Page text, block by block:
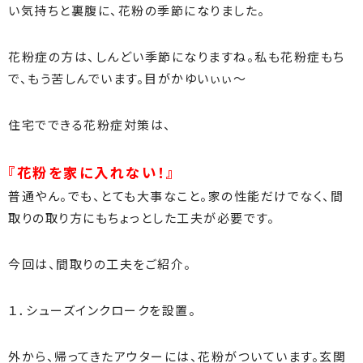
い気持ちと裏腹に、花粉の季節になりました。
花粉症の方は、しんどい季節になりますね。私も花粉症もち
で、もう苦しんでいます。目がかゆいぃぃ～
住宅でできる花粉症対策は、
『花粉を家に入れない！』
普通やん。でも、とても大事なこと。家の性能だけでなく、間
取りの取り方にもちょっとした工夫が必要です。
今回は、間取りの工夫をご紹介。
１．シューズインクロークを設置。
外から、帰ってきたアウターには、花粉がついています。玄関